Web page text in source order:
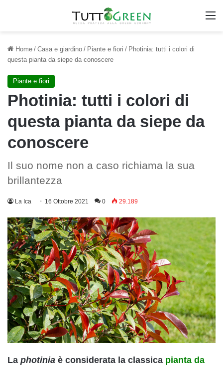
Home / Casa e giardino / Piante e fiori / Photinia: tutti i colori di
questa pianta da siepe da conoscere
Piante e fiori
Photinia: tutti i colori di
questa pianta da siepe da
conoscere
Il suo nome non a caso richiama la sua
brillantezza
La Ica 16 Ottobre 2021 0 29.189
La photinia è considerata la classica pianta da